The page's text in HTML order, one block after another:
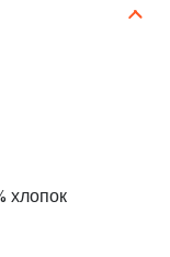
хлопок